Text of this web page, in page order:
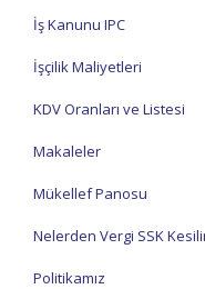
İş Kanunu IPC
İşçilik Maliyetleri
KDV Oranları ve Listesi
Makaleler
Mükellef Panosu
Nelerden Vergi SSK
Politikamız